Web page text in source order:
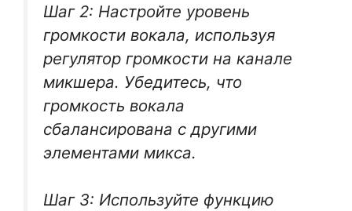
Шаг 2: Настройте уровень
громкости вокала, используя
регулятор громкости на канале
микшера. Убедитесь, что
громкость вокала
сбалансирована с другими
элементами микса.
Шаг 3: Используйте функцию